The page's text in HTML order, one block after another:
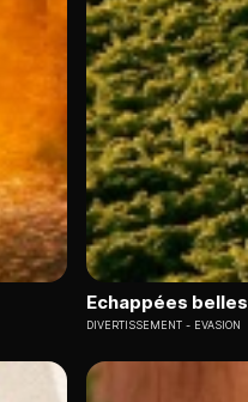
Echappées belles
DIVERTISSEMENT EVASION